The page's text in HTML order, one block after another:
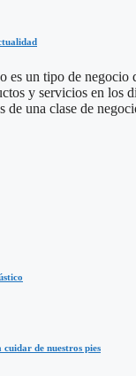
es un tipo de negocio
y servicios en los
de una clase de
cuidar de nuestros pies